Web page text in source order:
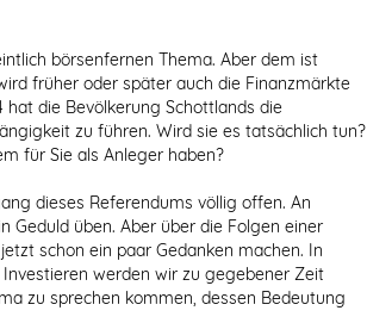
börsenfernen Thema. Aber dem ist
früher oder später auch die Finanzmärkte
hat die Bevölkerung Schottlands die
zu führen. Wird sie es tatsächlich tun?
für Sie als Anleger haben?
dieses Referendums völlig offen. An
Geduld üben. Aber über die Folgen einer
schon ein paar Gedanken machen. In
werden wir zu gegebener Zeit
zu sprechen kommen, dessen Bedeutung